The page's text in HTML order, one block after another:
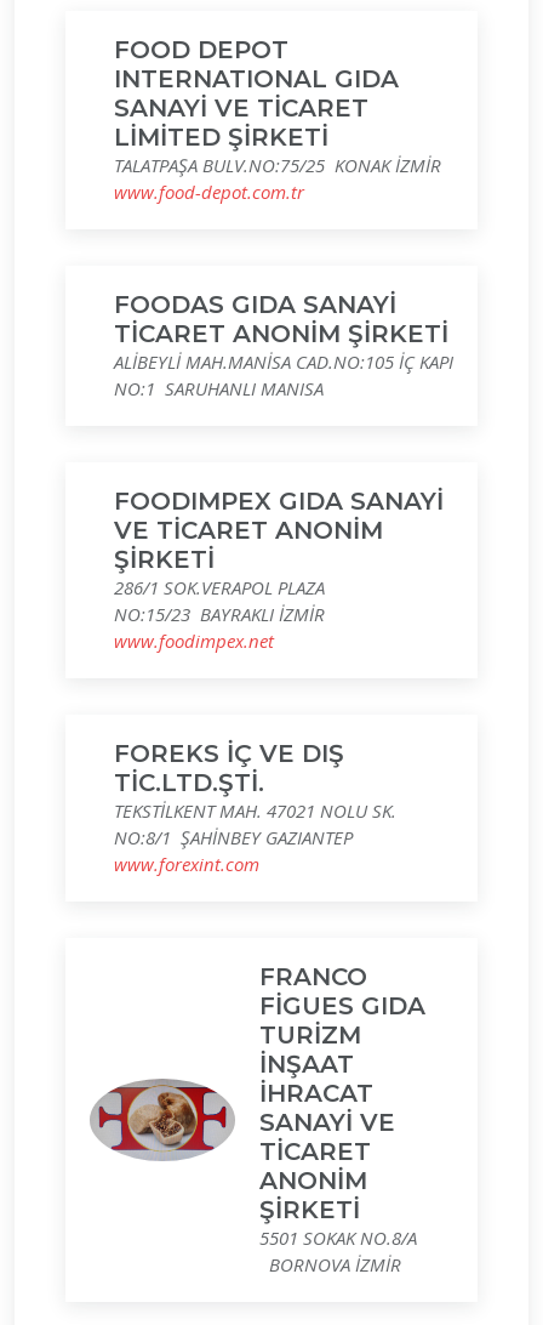
FOOD DEPOT
INTERNATIONAL GIDA
SANAYİ VE TİCARET
LİMİTED ŞİRKETİ
TALATPAŞA BULV.NO:75/25 KONAK İZMİR
www.food-depot.com.tr
FOODAS GIDA SANAYİ
TİCARET ANONİM ŞİRKETİ
ALİBEYLİ MAH.MANİSA CAD.NO:105 İÇ KAPI
NO:1 SARUHANLI MANISA
FOODIMPEX GIDA SANAYİ
VE TİCARET ANONİM
ŞİRKETİ
286/1 SOK.VERAPOL PLAZA
NO:15/23 BAYRAKLI İZMİR
www.foodimpex.net
FOREKS İÇ VE DIŞ
TİC.LTD.ŞTİ.
TEKSTİLKENT MAH. 47021 NOLU SK.
NO:8/1 ŞAHİNBEY GAZIANTEP
www.forexint.com
FRANCO
FİGUES GIDA
TURİZM
İNŞAAT
İHRACAT
SANAYİ VE
TİCARET
ANONİM
ŞİRKETİ
5501 SOKAK NO.8/A
BORNOVA İZMİR